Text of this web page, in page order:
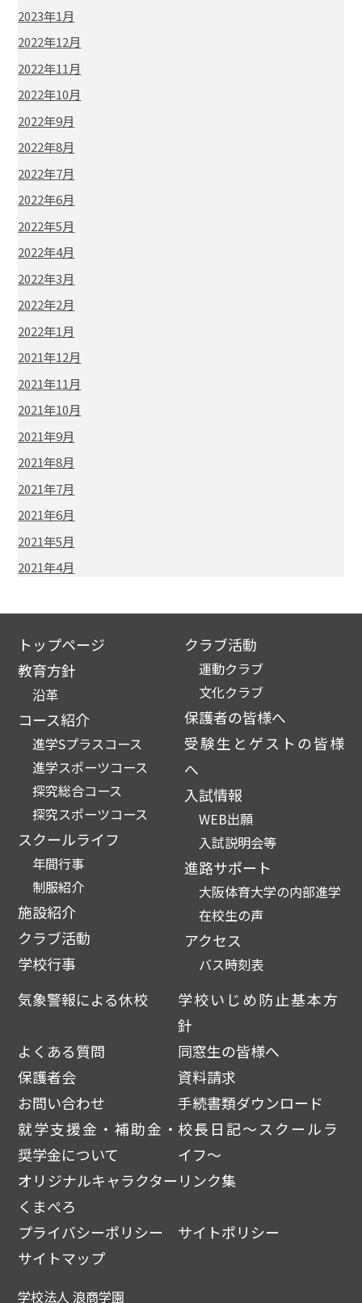
2023年1月
2022年12月
2022年11月
2022年10月
2022年9月
2022年8月
2022年7月
2022年6月
2022年5月
2022年4月
2022年3月
2022年2月
2022年1月
2021年12月
2021年11月
2021年10月
2021年9月
2021年8月
2021年7月
2021年6月
2021年5月
2021年4月
トップページ
教育方針
沿革
コース紹介
進学Sプラスコース
進学スポーツコース
探究総合コース
探究スポーツコース
スクールライフ
年間行事
制服紹介
施設紹介
クラブ活動
学校行事
クラブ活動
運動クラブ
文化クラブ
保護者の皆様へ
受験生とゲストの皆様
へ
入試情報
WEB出願
入試説明会等
進路サポート
大阪体育大学の内部進学
在校生の声
アクセス
バス時刻表
気象警報による休校
学校いじめ防止基本方
針
よくある質問
同窓生の皆様へ
保護者会
資料請求
お問い合わせ
手続書類ダウンロード
就学支援金・補助金・
奨学金について
校長日記～スクールラ
イフ～
オリジナルキャラクター
くまぺろ
リンク集
プライバシーポリシー
サイトポリシー
サイトマップ
学校法人 浪商学園